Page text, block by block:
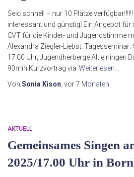
Seid schnell – nur 10 Plätze
interessant und günstig! Ein Angebot für
CVT für die Kinder- und Jugendstimme
Alexandra Ziegler-Liebst. Tagesseminar:
17.00 Uhr, Jugendherberge Altleiningen
90min Kurzvortrag via Weiterlesen…
Von Sonia Kison , vor7 Monaten
AKTUELL
Gemeinsames Singen
2025/17.00 Uhr in